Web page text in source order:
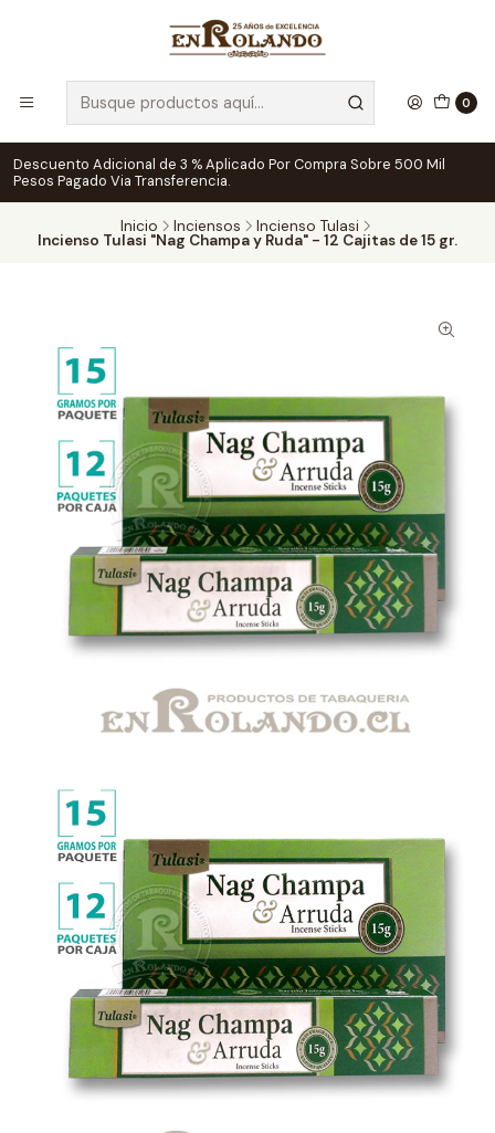
0
Descuento Adicional de 3 % Aplicado Por Compra Sobre 500 Mil
Pesos Pagado Via Transferencia.
Inicio Inciensos Incienso Tulasi
Incienso Tulasi "Nag Champa y Ruda" - 12 Cajitas de 15 gr.